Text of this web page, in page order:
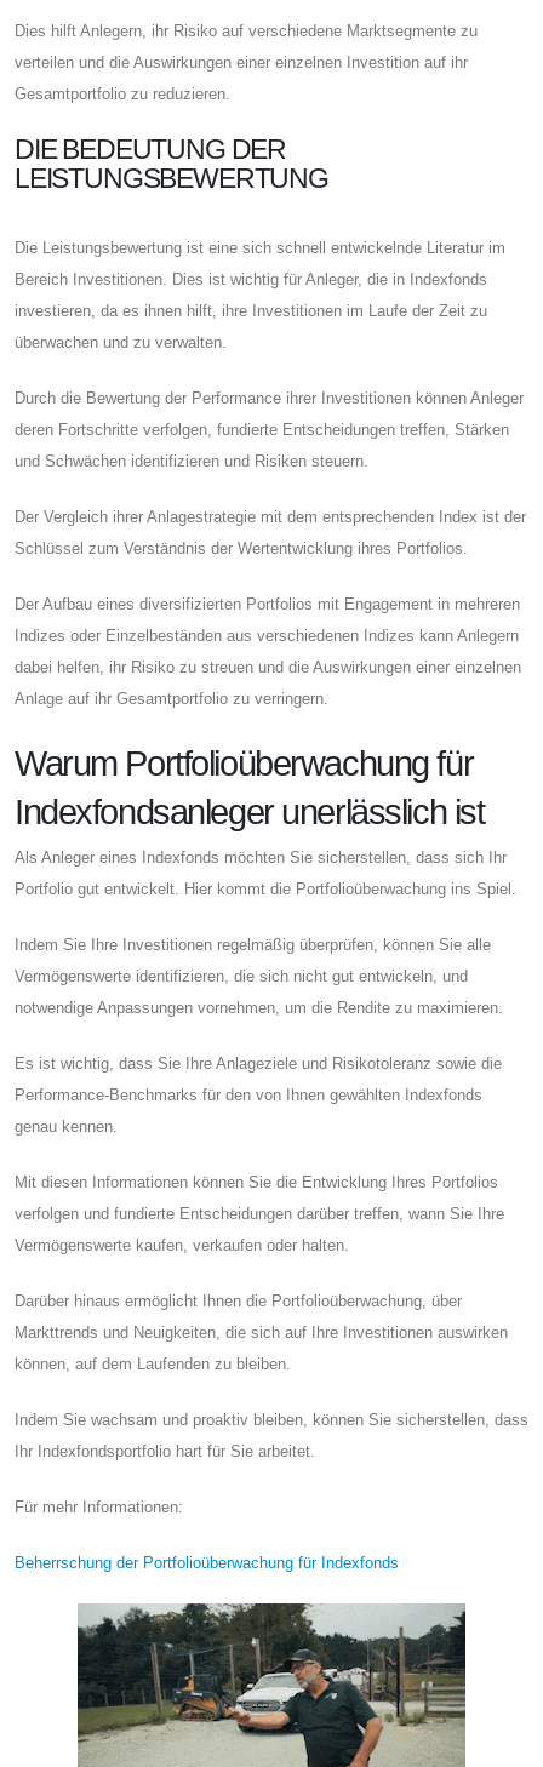
Dies hilft Anlegern, ihr Risiko auf verschiedene Marktsegmente zu
verteilen und die Auswirkungen einer einzelnen Investition auf ihr
Gesamtportfolio zu reduzieren.
DIE BEDEUTUNG DER
LEISTUNGSBEWERTUNG
Die Leistungsbewertung ist eine sich schnell entwickelnde Literatur im
Bereich Investitionen. Dies ist wichtig für Anleger, die in Indexfonds
investieren, da es ihnen hilft, ihre Investitionen im Laufe der Zeit zu
überwachen und zu verwalten.
Durch die Bewertung der Performance ihrer Investitionen können Anleger
deren Fortschritte verfolgen, fundierte Entscheidungen treffen, Stärken
und Schwächen identifizieren und Risiken steuern.
Der Vergleich ihrer Anlagestrategie mit dem entsprechenden Index ist der
Schlüssel zum Verständnis der Wertentwicklung ihres Portfolios.
Der Aufbau eines diversifizierten Portfolios mit Engagement in mehreren
Indizes oder Einzelbeständen aus verschiedenen Indizes kann Anlegern
dabei helfen, ihr Risiko zu streuen und die Auswirkungen einer einzelnen
Anlage auf ihr Gesamtportfolio zu verringern.
Warum Portfolioüberwachung für
Indexfondsanleger unerlässlich ist
Als Anleger eines Indexfonds möchten Sie sicherstellen, dass sich Ihr
Portfolio gut entwickelt. Hier kommt die Portfolioüberwachung ins Spiel.
Indem Sie Ihre Investitionen regelmäßig überprüfen, können Sie alle
Vermögenswerte identifizieren, die sich nicht gut entwickeln, und
notwendige Anpassungen vornehmen, um die Rendite zu maximieren.
Es ist wichtig, dass Sie Ihre Anlageziele und Risikotoleranz sowie die
Performance-Benchmarks für den von Ihnen gewählten Indexfonds
genau kennen.
Mit diesen Informationen können Sie die Entwicklung Ihres Portfolios
verfolgen und fundierte Entscheidungen darüber treffen, wann Sie Ihre
Vermögenswerte kaufen, verkaufen oder halten.
Darüber hinaus ermöglicht Ihnen die Portfolioüberwachung, über
Markttrends und Neuigkeiten, die sich auf Ihre Investitionen auswirken
können, auf dem Laufenden zu bleiben.
Indem Sie wachsam und proaktiv bleiben, können Sie sicherstellen, dass
Ihr Indexfondsportfolio hart für Sie arbeitet.
Für mehr Informationen:
Beherrschung der Portfolioüberwachung für Indexfonds